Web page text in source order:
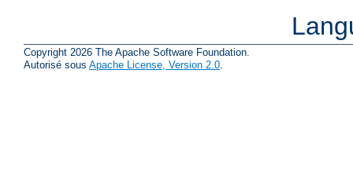
Copyright 2026 The Apache Software Foundation.
Autorisé sous Apache License, Version 2.0.